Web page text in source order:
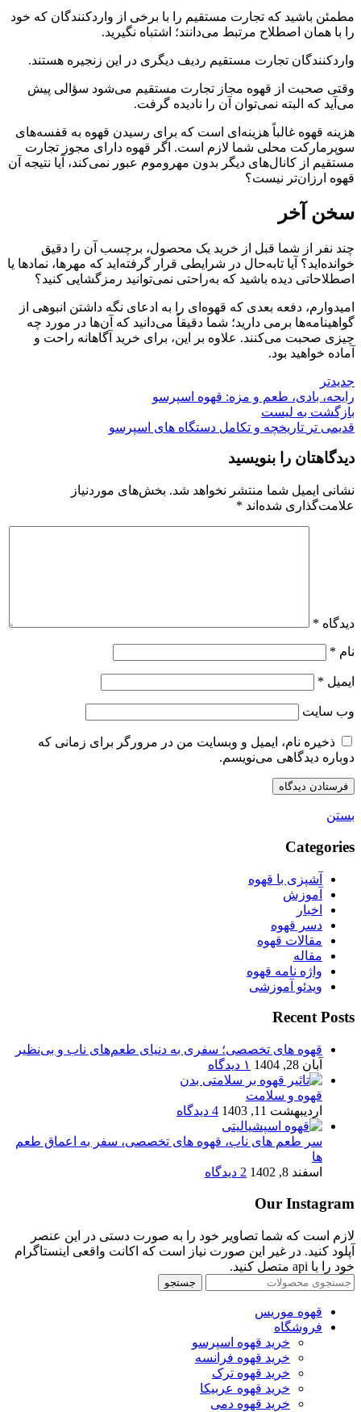
مطمئن باشید که تجارت مستقیم را با برخی از واردکنندگان که خود
را با همان اصطلاح مرتبط می‌دانند؛ اشتباه نگیرید.
واردکنندگان تجارت مستقیم ردیف دیگری در این زنجیره هستند.
وقتی صحبت از قهوه مجاز تجارت مستقیم می‌شود سؤالی پیش
می‌آید که البته نمی‌توان آن را نادیده گرفت.
هزینه قهوه غالباً هزینه‌ای است که برای رسیدن قهوه به قفسه‌های
سوپرمارکت محلی شما لازم است. اگر قهوه دارای مجوز تجارت
مستقیم از کانال‌های دیگر بدون مهروموم عبور نمی‌کند، آیا نتیجه آن
قهوه ارزان‌تر نیست؟
سخن آخر
چند نفر از شما قبل از خرید یک محصول، برچسب آن را دقیق
خوانده‌اید؟ آیا تابه‌حال در شرایطی قرار گرفته‌اید که مهرها، نمادها یا
اصطلاحاتی دیده باشید که به‌راحتی نمی‌توانید رمزگشایی کنید؟
امیدوارم، دفعه بعدی که قهوه‌ای را به ادعای نگه داشتن انبوهی از
گواهینامه‌ها برمی دارید؛ شما دقیقاً می‌دانید که آن‌ها در مورد چه
چیزی صحبت می‌کنند. علاوه بر این، برای خرید آگاهانه راحت و
آماده خواهید بود.
جدیدتر
رایحه، بادی، طعم و مزه: قهوه اسپرسو
بازگشت به لیست
قدیمی تر تاریخچه و تکامل دستگاه های اسپرسو
دیدگاهتان را بنویسید
نشانی ایمیل شما منتشر نخواهد شد. بخش‌های موردنیاز
علامت‌گذاری شده‌اند *
دیدگاه *
نام *
ایمیل *
وب‌ سایت
ذخیره نام، ایمیل و وبسایت من در مرورگر برای زمانی که
دوباره دیدگاهی می‌نویسم.
بستن
Categories
آشپزی با قهوه
آموزش
اخبار
دسر قهوه
مقالات قهوه
مقاله
واژه نامه قهوه
ویدئو آموزشی
Recent Posts
قهوه های تخصصی؛ سفری به دنیای طعم‌های ناب و بی‌نظیر
آبان 28, 1404
۱ دیدگاه
قهوه و سلامت
اردیبهشت 11, 1403
4 دیدگاه
سر طعم های ناب، قهوه های تخصصی، سفر به اعماق طعم
ها
اسفند 8, 1402
2 دیدگاه
Our Instagram
لازم است که شما تصاویر خود را به صورت دستی در این عنصر
آپلود کنید. در غیر این صورت نیاز است که اکانت واقعی اینستاگرام
خود را با api متصل کنید.
جستجو
قهوه موریس
فروشگاه
خرید قهوه اسپرسو
خرید قهوه فرانسه
خرید قهوه ترک
خرید قهوه عربیکا
خرید قهوه دمی